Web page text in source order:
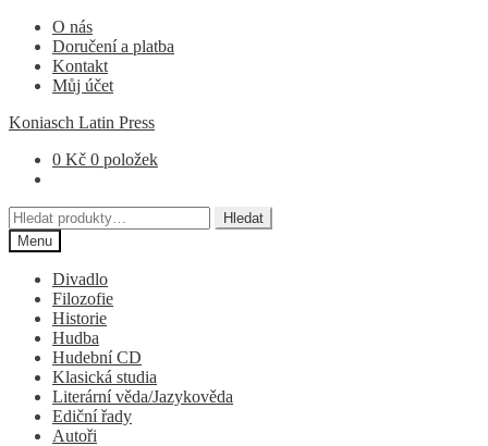
Přeskočit
navigaci
Přejít
obsahu
webu
O nás
Doručení a platba
Kontakt
Můj účet
Koniasch Latin Press
0 Kč 0 položek
Hledat:
Hledat
Menu
Divadlo
Filozofie
Historie
Hudba
Hudební CD
Klasická studia
Literární věda/Jazykověda
Ediční řady
Autoři